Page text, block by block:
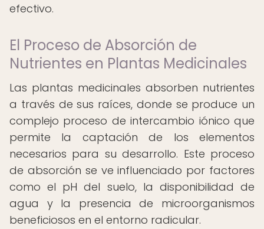
efectivo.
El Proceso de Absorción de
Nutrientes en Plantas Medicinales
Las plantas medicinales absorben nutrientes
a través de sus raíces, donde se produce un
complejo proceso de intercambio iónico que
permite la captación de los elementos
necesarios para su desarrollo. Este proceso
de absorción se ve influenciado por factores
como el pH del suelo, la disponibilidad de
agua y la presencia de microorganismos
beneficiosos en el entorno radicular.